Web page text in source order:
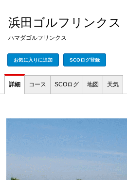
浜田ゴルフリンクス
ハマダゴルフリンクス
お気に入りに追加 SCOログ登録
詳細 コース SCOログ 地図 天気